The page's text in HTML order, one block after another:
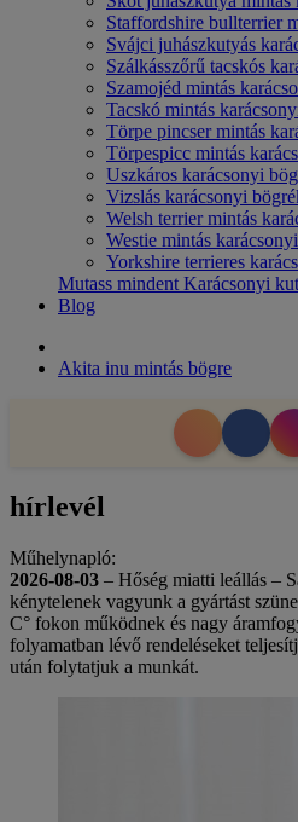
Staffordshire bullterrier
Svájci juhászkutyás
Szálkásszőrű tacskós
Szamojéd mintás
Tacskó mintás
Törpe pincser mintás
Törpespicc mintás
Uszkáros karácsonyi
Vizslás karácsonyi
Welsh terrier mintás
Westie mintás
Yorkshire terrieres
Mutass mindent Karácsonyi
Blog
Akita inu mintás bögre
hírlevél
Műhelynapló:
2026-08-03 – Hőség miatti leállás –
kénytelenek vagyunk a gyártást
C° fokon működnek és nagy
folyamatban lévő rendeléseket
után folytatjuk a munkát.